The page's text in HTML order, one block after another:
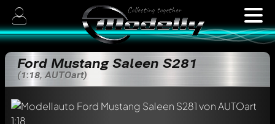
Ford Mustang Saleen S281
(1:18, AUTOart)